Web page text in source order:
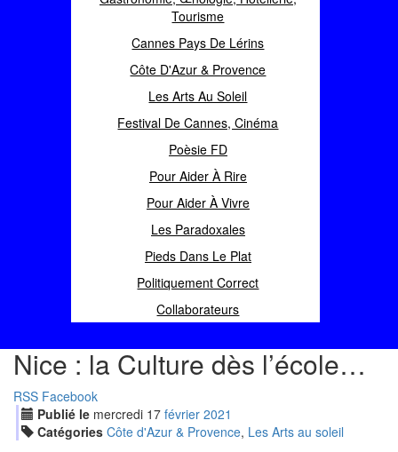
Tourisme
Cannes Pays De Lérins
Côte D'Azur & Provence
Les Arts Au Soleil
Festival De Cannes, Cinéma
Poèsie FD
Pour Aider À Rire
Pour Aider À Vivre
Les Paradoxales
Pieds Dans Le Plat
Politiquement Correct
Collaborateurs
Nice : la Culture dès l’école…
RSS Facebook
Publié le mercredi 17 février 2021
Catégories Côte d'Azur & Provence, Les Arts au soleil